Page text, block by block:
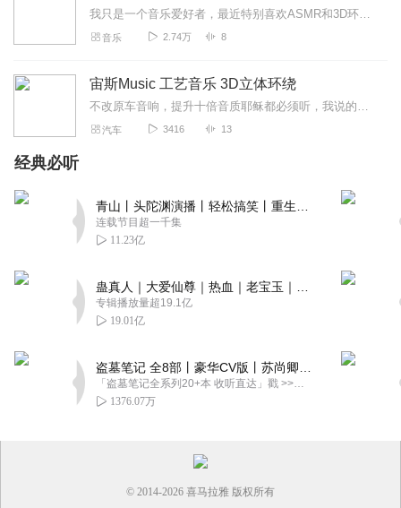
我只是一个音乐爱好者，最近特别喜欢ASMR和3D环绕音乐也是刚才是尝试做一下3D环绕音，可能不效果是很好，希望大家支持。
音乐 2.74万 8
宙斯Music 工艺音乐 3D立体环绕
不改原车音响，提升十倍音质耶稣都必须听，我说的（宙斯Music）加微信15556519301有机会领取车载CD优盘，更多新歌公众号(宙斯Music工作室）
汽车 3416 13
经典必听
连载节目超一千集
11.23亿
专辑播放量超19.1亿
19.01亿
「盗墓笔记全系列20+本 收听直达」戳 >>改编自南派三叔同名作品，腾讯音乐娱乐集团出品，冠声文化制作，...
1376.07万
© 2014-2026 喜马拉雅 版权所有